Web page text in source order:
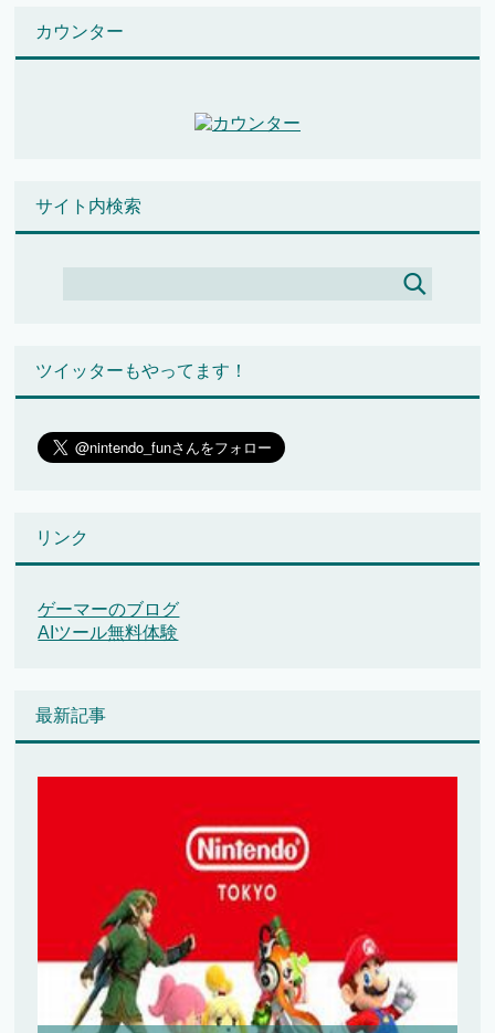
カウンター
サイト内検索
ツイッターもやってます！
リンク
ゲーマーのブログ
AIツール無料体験
最新記事